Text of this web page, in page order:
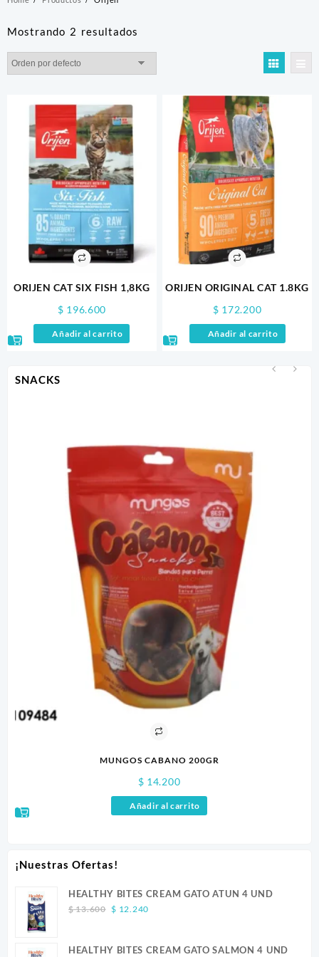
SNACKS
MUNGOS CABANO 200GR
$ 14.200
Añadir al carrito
¡Nuestras Ofertas!
HEALTHY BITES CREAM GATO ATUN 4 UND
$13.600 Original
$ 13.600.
$ 12.240Current
$ 12.240.
HEALTHY BITES CREAM GATO SALMON 4 UND
Mostrando 2 resultados
ORIJEN CAT SIX FISH 1,8KG
$ 196.600
Añadir al carrito
ORIJEN ORIGINAL CAT 1.8KG
$ 172.200
Añadir al carrito